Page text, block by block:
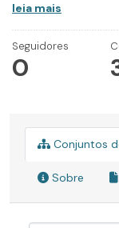
leia mais
Seguidores
0
Conjuntos
Sobre